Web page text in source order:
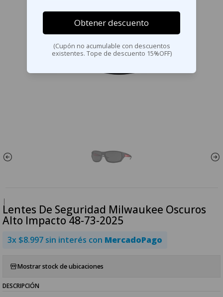
|
Lentes De Seguridad Milwaukee Oscuros
Alto Impacto 48-73-2025
3x $8.997 sin interés con MercadoPago
Mostrar stock de ubicaciones
DESCRIPCIÓN
Obtener descuento
(Cupón no acumulable con descuentos
existentes. Tope de descuento 15%OFF)